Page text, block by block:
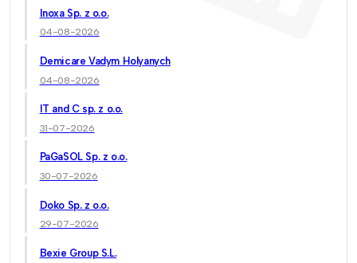
Inoxa Sp. z o.o.
04-08-2026
Demicare Vadym Holyanych
04-08-2026
IT and C sp. z o.o.
31-07-2026
PaGaSOL Sp. z o.o.
30-07-2026
Doko Sp. z o.o.
29-07-2026
Bexie Group S.L.